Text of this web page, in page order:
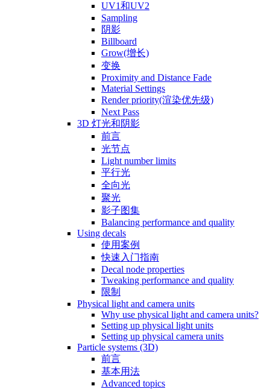
UV1和UV2
Sampling
阴影
Billboard
Grow(增长)
变换
Proximity and Distance Fade
Material Settings
Render priority(渲染优先级)
Next Pass
3D 灯光和阴影
前言
光节点
Light number limits
平行光
全向光
聚光
影子图集
Balancing performance and quality
Using decals
使用案例
快速入门指南
Decal node properties
Tweaking performance and quality
限制
Physical light and camera units
Why use physical light and camera units?
Setting up physical light units
Setting up physical camera units
Particle systems (3D)
前言
基本用法
Advanced topics